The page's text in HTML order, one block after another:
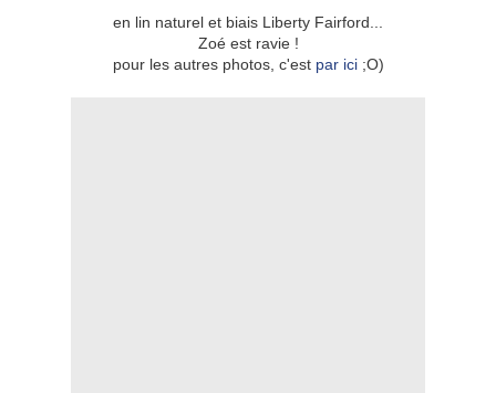
en lin naturel et biais Liberty Fairford...
Zoé est ravie !
pour les autres photos, c'est par ici;O)